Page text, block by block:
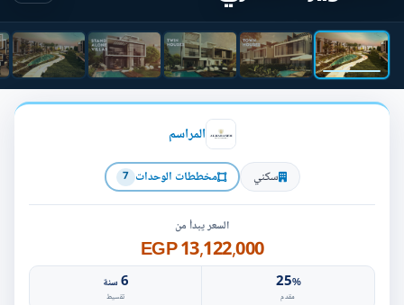
المراسم
سكني مخططات الوحدات 7
السعر يبدأ من
13,122,000 EGP
25%
مقدم
6سنة
تقسيط